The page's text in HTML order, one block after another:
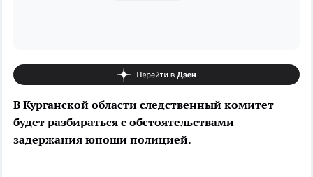
В Курганской области следственный комитет
будет разбираться с обстоятельствами
задержания юноши полицией.